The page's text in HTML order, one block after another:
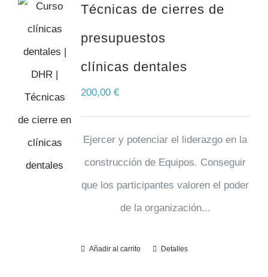
Técnicas de cierres de
presupuestos
clínicas dentales
200,00 €
Ejercer y potenciar el liderazgo en la
construcción de Equipos. Conseguir
que los participantes valoren el poder
de la organización...
Añadir al carrito Detalles